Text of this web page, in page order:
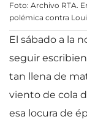
Foto: Archivo RTA.
polémica contra
El sábado a la
seguir
tan llena de
viento de cola
esa locura de